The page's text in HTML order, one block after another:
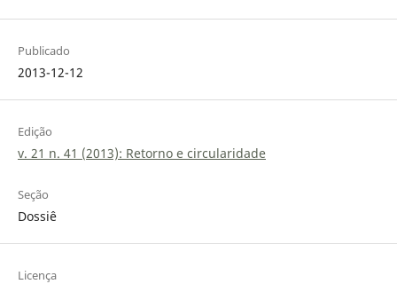
Publicado
2013-12-12
Edição
v. 21 n. 41 (2013): Retorno e circularidade
Seção
Dossiê
Licença